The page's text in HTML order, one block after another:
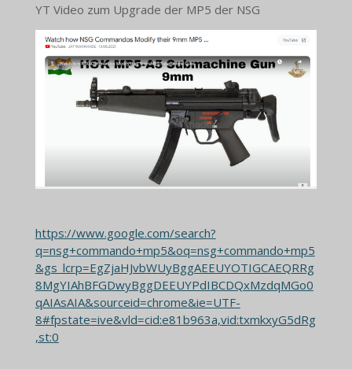
YT Video zum Upgrade der MP5 der NSG
https://www.google.com/search?
q=nsg+commando+mp5&oq=nsg+commando+mp5
&gs_lcrp=EgZjaHJvbWUyBggAEEUYOTIGCAEQRRg
8MgYIAhBFGDwyBggDEEUYPdIBCDQxMzdqMGo0
qAIAsAIA&sourceid=chrome&ie=UTF-
8#fpstate=ive&vld=cid:e81b963a,vid:txmkxyG5dRg
,st:0